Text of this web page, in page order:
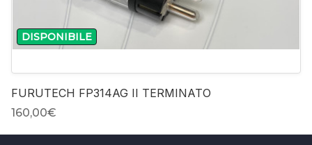
DISPONIBILE
FURUTECH FP314AG II TERMINATO
160,00‎€